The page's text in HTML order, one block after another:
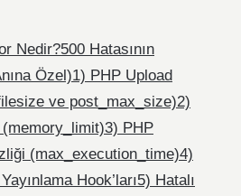
Nedir?500 Hatasının
Özel)1) PHP Upload
ve post_max_size)2)
3) PHP
(max_execution_time)4)
Hook’ları5) Hatalı